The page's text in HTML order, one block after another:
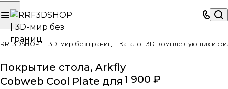
RRF3DSHOP — 3D-мир без границ Каталог 3D-комплектующих и
Покрытие стола, Arkfly
Cobweb Cool Plate для 1 900 ₽